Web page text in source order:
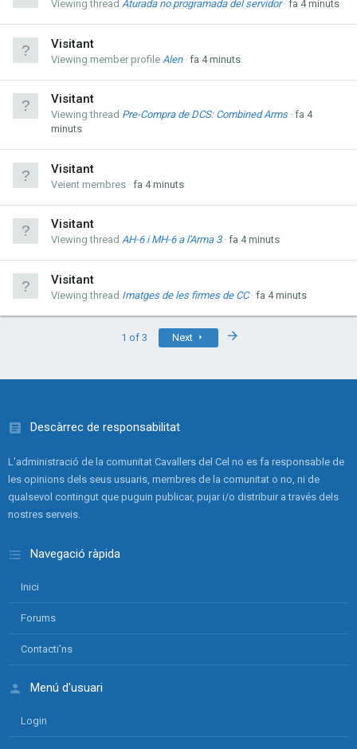
Viewing thread Aturada no programada del servidor fa 4 minuts
Visitant
Viewing member profile Alen fa 4 minuts
Visitant
Viewing thread Pre-Compra de DCS: Combined Arms fa 4
minuts
Visitant
Veient membres fa 4 minuts
Visitant
Viewing thread AH-6 i MH-6 a l'Arma 3 fa 4 minuts
Visitant
Viewing thread Imatges de les firmes de CC fa 4 minuts
1 of 3 Next
Descàrrec de responsabilitat
L'administració de la comunitat Cavallers del Cel no es fa responsable de
les opinions dels seus usuaris, membres de la comunitat o no, ni de
qualsevol contingut que puguin publicar, pujar i/o distribuir a través dels
nostres serveis.
Navegació ràpida
Inici
Forums
Contacti'ns
Menú d'usuari
Login